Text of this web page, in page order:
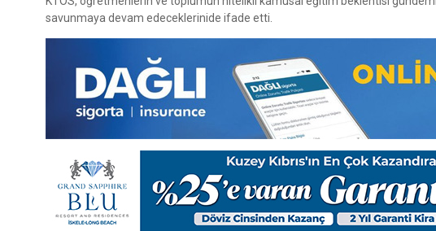
savunmaya devam edeceklerinide ifade etti.